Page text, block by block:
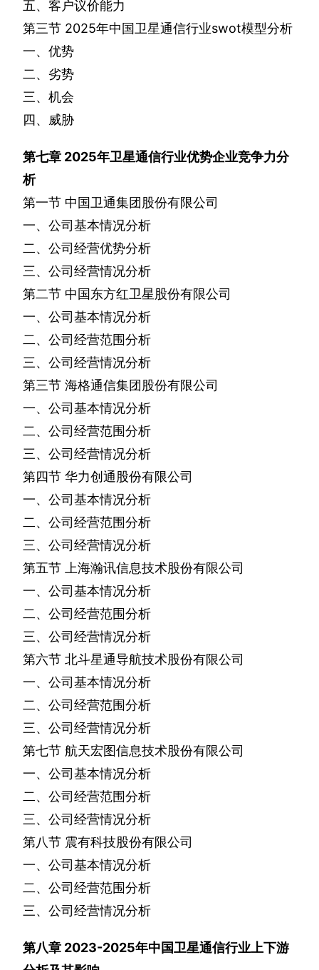
五、客户议价能力
第三节 2025年中国卫星通信行业swot模型分析
一、优势
二、劣势
三、机会
四、威胁
第七章 2025年卫星通信行业优势企业竞争力分
析
第一节 中国卫通集团股份有限公司
一、公司基本情况分析
二、公司经营优势分析
三、公司经营情况分析
第二节 中国东方红卫星股份有限公司
一、公司基本情况分析
二、公司经营范围分析
三、公司经营情况分析
第三节 海格通信集团股份有限公司
一、公司基本情况分析
二、公司经营范围分析
三、公司经营情况分析
第四节 华力创通股份有限公司
一、公司基本情况分析
二、公司经营范围分析
三、公司经营情况分析
第五节
上海瀚讯信息技术股份有限公司
一、公司基本情况分析
二、公司经营范围分析
三、公司经营情况分析
第六节 北斗星通导航技术股份有限公司
一、公司基本情况分析
二、公司经营范围分析
三、公司经营情况分析
第七节 航天宏图信息技术股份有限公司
一、公司基本情况分析
二、公司经营范围分析
三、公司经营情况分析
第八节 震有科技股份有限公司
一、公司基本情况分析
二、公司经营范围分析
三、公司经营情况分析
第八章 2023-2025年中国卫星通信行业上下游